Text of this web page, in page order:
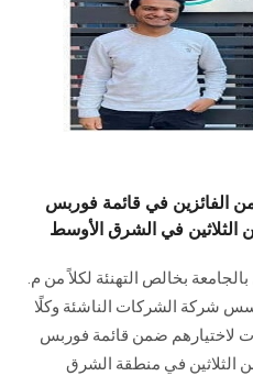
من الفائزين في قائمة فوربس
بالجامعة بخالص التهنئة لكلاً من م.
شركة الشركات الناشئة وكلًا
لاختيارهم ضمن قائمة فوربس
الثلاثين في منطقة الشرق